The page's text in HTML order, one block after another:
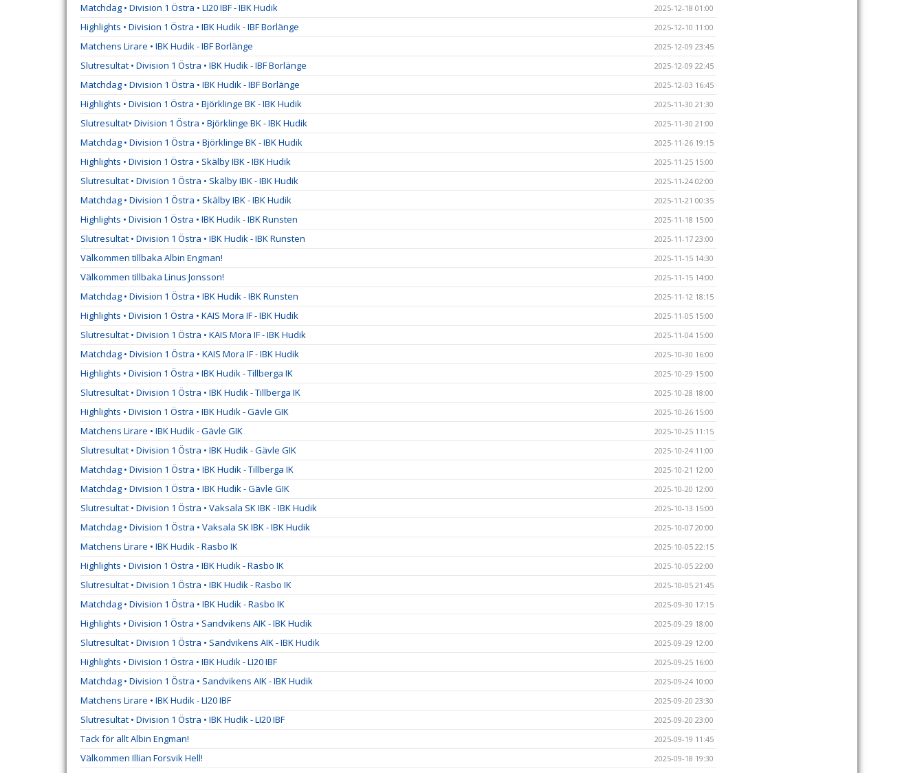
Matchdag • Division 1 Östra • LI20 IBF - IBK Hudik 2025-12-18 01:00
Highlights • Division 1 Östra • IBK Hudik - IBF Borlänge 2025-12-10 11:00
Matchens Lirare • IBK Hudik - IBF Borlänge 2025-12-09 23:45
Slutresultat • Division 1 Östra • IBK Hudik - IBF Borlänge 2025-12-09 22:45
Matchdag • Division 1 Östra • IBK Hudik - IBF Borlänge 2025-12-03 16:45
Highlights • Division 1 Östra • Björklinge BK - IBK Hudik 2025-11-30 21:30
Slutresultat• Division 1 Östra • Björklinge BK - IBK Hudik 2025-11-30 21:00
Matchdag • Division 1 Östra • Björklinge BK - IBK Hudik 2025-11-26 19:15
Highlights • Division 1 Östra • Skälby IBK - IBK Hudik 2025-11-25 15:00
Slutresultat • Division 1 Östra • Skälby IBK - IBK Hudik 2025-11-24 02:00
Matchdag • Division 1 Östra • Skälby IBK - IBK Hudik 2025-11-21 00:35
Highlights • Division 1 Östra • IBK Hudik - IBK Runsten 2025-11-18 15:00
Slutresultat • Division 1 Östra • IBK Hudik - IBK Runsten 2025-11-17 23:00
Välkommen tillbaka Albin Engman! 2025-11-15 14:30
Välkommen tillbaka Linus Jonsson! 2025-11-15 14:00
Matchdag • Division 1 Östra • IBK Hudik - IBK Runsten 2025-11-12 18:15
Highlights • Division 1 Östra • KAIS Mora IF - IBK Hudik 2025-11-05 15:00
Slutresultat • Division 1 Östra • KAIS Mora IF - IBK Hudik 2025-11-04 15:00
Matchdag • Division 1 Östra • KAIS Mora IF - IBK Hudik 2025-10-30 16:00
Highlights • Division 1 Östra • IBK Hudik - Tillberga IK 2025-10-29 15:00
Slutresultat • Division 1 Östra • IBK Hudik - Tillberga IK 2025-10-28 18:00
Highlights • Division 1 Östra • IBK Hudik - Gävle GIK 2025-10-26 15:00
Matchens Lirare • IBK Hudik - Gävle GIK 2025-10-25 11:15
Slutresultat • Division 1 Östra • IBK Hudik - Gävle GIK 2025-10-24 11:00
Matchdag • Division 1 Östra • IBK Hudik - Tillberga IK 2025-10-21 12:00
Matchdag • Division 1 Östra • IBK Hudik - Gävle GIK 2025-10-20 12:00
Slutresultat • Division 1 Östra • Vaksala SK IBK - IBK Hudik 2025-10-13 15:00
Matchdag • Division 1 Östra • Vaksala SK IBK - IBK Hudik 2025-10-07 20:00
Matchens Lirare • IBK Hudik - Rasbo IK 2025-10-05 22:15
Highlights • Division 1 Östra • IBK Hudik - Rasbo IK 2025-10-05 22:00
Slutresultat • Division 1 Östra • IBK Hudik - Rasbo IK 2025-10-05 21:45
Matchdag • Division 1 Östra • IBK Hudik - Rasbo IK 2025-09-30 17:15
Highlights • Division 1 Östra • Sandvikens AIK - IBK Hudik 2025-09-29 18:00
Slutresultat • Division 1 Östra • Sandvikens AIK - IBK Hudik 2025-09-29 12:00
Highlights • Division 1 Östra • IBK Hudik - LI20 IBF 2025-09-25 16:00
Matchdag • Division 1 Östra • Sandvikens AIK - IBK Hudik 2025-09-24 10:00
Matchens Lirare • IBK Hudik - LI20 IBF 2025-09-20 23:30
Slutresultat • Division 1 Östra • IBK Hudik - LI20 IBF 2025-09-20 23:00
Tack för allt Albin Engman! 2025-09-19 11:45
Välkommen Illian Forsvik Hell! 2025-09-18 19:30